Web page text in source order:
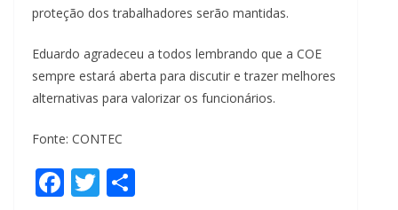
proteção dos trabalhadores serão mantidas.
Eduardo agradeceu a todos lembrando que a COE
sempre estará aberta para discutir e trazer melhores
alternativas para valorizar os funcionários.
Fonte: CONTEC
F T